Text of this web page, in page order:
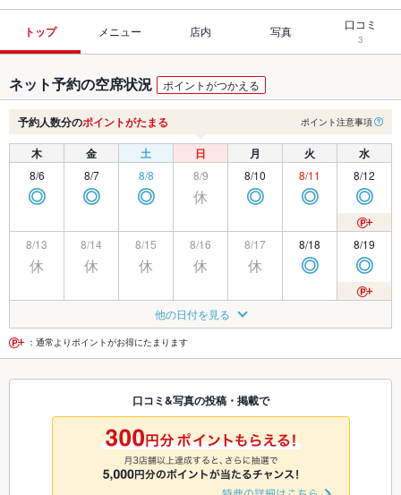
トップ メニュー 店内 写真 口コミ
3
ネット予約の空席状況 ポイントがつかえる
予約人数分のポイントがたまる ポイント注意事項
木 金 土 日 月 火 水
8/6
◎
8/7
◎
8/8
◎
8/9
休
8/10
◎
8/11
◎
8/12
◎
8/13
休
8/14
休
8/15
休
8/16
休
8/17
休
8/18
◎
8/19
◎
◎ ◎
8/22
◎
8/23
休
8/24
休 ◎ ◎
8/27 8/28 8/29
◎
8/30
休
8/31
休
9/1 9/2
9/5
◎
9/6
休
9/7
休
他の日付を見る
：通常よりポイントがお得にたまります
口コミ&写真の投稿・掲載で